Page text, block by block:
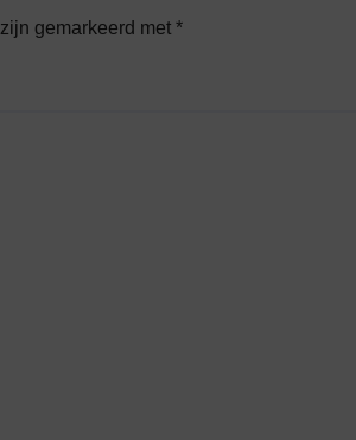
gemarkeerd met *